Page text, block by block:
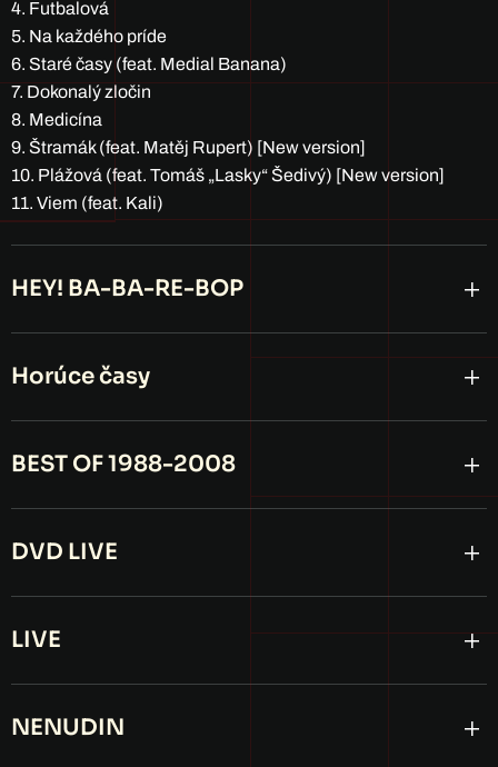
4. Futbalová
5. Na každého príde
6. Staré časy (feat. Medial Banana)
7. Dokonalý zločin
8. Medicína
9. Štramák (feat. Matěj Rupert) [New version]
10. Plážová (feat. Tomáš „Lasky“ Šedivý) [New version]
11. Viem (feat. Kali)
HEY! BA-BA-RE-BOP
Horúce časy
BEST OF 1988-2008
DVD LIVE
LIVE
NENUDIN